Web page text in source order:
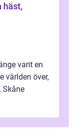
varit en
världen över,
Skåne